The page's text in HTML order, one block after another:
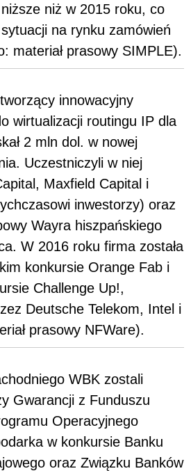
niższe niż w 2015 roku, co
na rynku zamówień
materiał prasowy SIMPLE).
innowacyjny
wirtualizacji routingu IP dla
2 mln dol. w nowej
Uczestniczyli w niej
Maxfield Capital i
inwestorzy) oraz
Wayra hiszpańskiego
W 2016 roku firma została
konkursie Orange Fab i
Challenge Up!,
Deutsche Telekom, Intel i
prasowy NFWare).
WBK zostali
Gwarancji z Funduszu
Operacyjnego
w konkursie Banku
oraz Związku Banków